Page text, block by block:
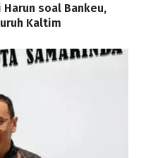
soal Bankeu,
Kaltim